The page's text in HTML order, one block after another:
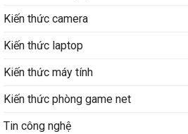
Kiến thức camera
Kiến thức laptop
Kiến thức máy tính
Kiến thức phòng game net
Tin công nghệ